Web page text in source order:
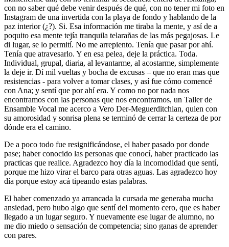
con no saber qué debe venir después de qué, con no tener mi foto en
Instagram de una invertida con la playa de fondo y hablando de la
paz interior (¿?). Si. Esa información me tiraba la mente, y así de a
poquito esa mente tejía tranquila telarañas de las más pegajosas. Le
di lugar, se lo permití. No me arrepiento. Tenía que pasar por ahí.
Tenía que atravesarlo. Y en esa pelea, deje la práctica. Toda.
Individual, grupal, diaria, al levantarme, al acostarme, simplemente
la deje ir. Dí mil vueltas y bocha de excusas – que no eran mas que
resistencias - para volver a tomar clases, y así fue cómo comencé
con Ana; y sentí que por ahí era. Y como no por nada nos
encontramos con las personas que nos encontramos, un Taller de
Ensamble Vocal me acerco a Vero Der-Meguerditchian, quien con
su amorosidad y sonrisa plena se terminó de cerrar la certeza de por
dónde era el camino.
De a poco todo fue resignificándose, el haber pasado por donde
pase; haber conocido las personas que conocí, haber practicado las
practicas que realice. Agradezco hoy día la incomodidad que sentí,
porque me hizo virar el barco para otras aguas. Las agradezco hoy
día porque estoy acá tipeando estas palabras.
El haber comenzado ya arrancada la cursada me generaba mucha
ansiedad, pero hubo algo que sentí del momento cero, que es haber
llegado a un lugar seguro. Y nuevamente ese lugar de alumno, no
me dio miedo o sensación de competencia; sino ganas de aprender
con pares.